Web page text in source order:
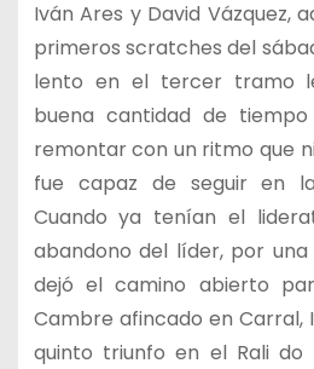
Iván Ares y David Vázquez,
primeros scratches del
lento en el tercer tramo
buena cantidad de
remontar con un ritmo que
fue capaz de seguir en
Cuando ya tenían el
abandono del líder, por
dejó el camino abierto
Cambre afincado en Carral,
quinto triunfo en el Rali do